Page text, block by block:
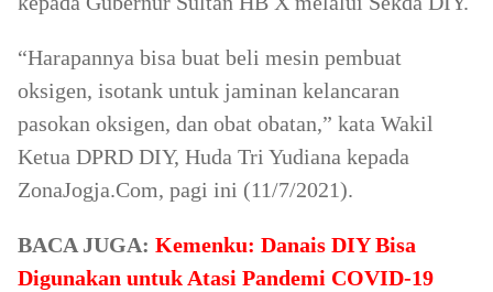
“Harapannya bisa buat beli mesin pembuat
oksigen, isotank untuk jaminan kelancaran
pasokan oksigen, dan obat obatan,” kata Wakil
Ketua DPRD DIY, Huda Tri Yudiana kepada
ZonaJogja.Com, pagi ini (11/7/2021).
BACA JUGA: Kemenku: Danais DIY Bisa
Digunakan untuk Atasi Pandemi COVID-19